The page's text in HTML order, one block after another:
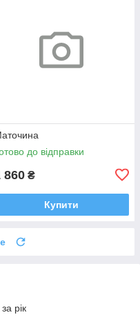
до відправки
860 ₴
Купити
рік